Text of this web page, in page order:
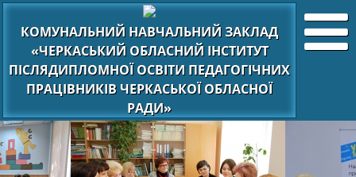
КОМУНАЛЬНИЙ НАВЧАЛЬНИЙ ЗАКЛАД
«ЧЕРКАСЬКИЙ ОБЛАСНИЙ ІНСТИТУТ
ПІСЛЯДИПЛОМНОЇ ОСВІТИ ПЕДАГОГІЧНИХ
ПРАЦІВНИКІВ ЧЕРКАСЬКОЇ ОБЛАСНОЇ
РАДИ»